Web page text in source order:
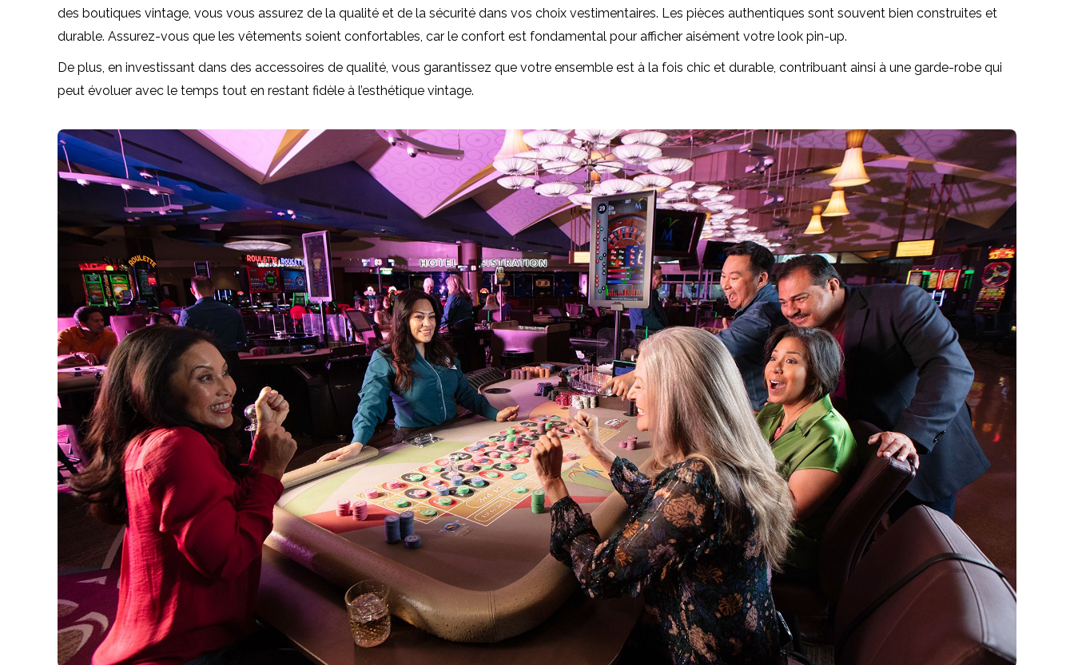
des boutiques vintage, vous vous assurez de la qualité et de la sécurité dans vos choix vestimentaires. Les pièces authentiques sont souvent bien construites et
durable. Assurez-vous que les vêtements soient confortables, car le confort est fondamental pour afficher aisément votre look pin-up.
De plus, en investissant dans des accessoires de qualité, vous garantissez que votre ensemble est à la fois chic et durable, contribuant ainsi à une garde-robe qui
peut évoluer avec le temps tout en restant fidèle à l’esthétique vintage.